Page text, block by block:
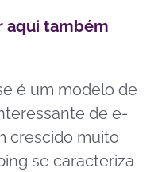
aqui também
é um modelo de
de e-
crescido muito
se caracteriza